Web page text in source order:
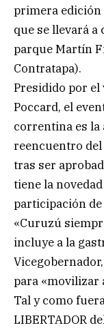
primera edición
que se llevará a
parque Martín
Contratapa).
Presidido por el
Poccard, el
correntina es la
reencuentro
tras ser
tiene la
participación
«Curuzú
incluye a la
para «movilizar
Tal y como
LIBERTADOR